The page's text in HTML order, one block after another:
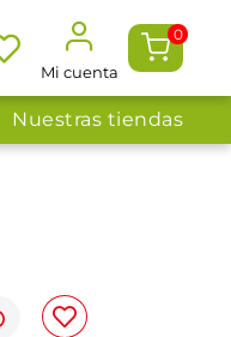
Mi cuenta
0
Nuestras tiendas